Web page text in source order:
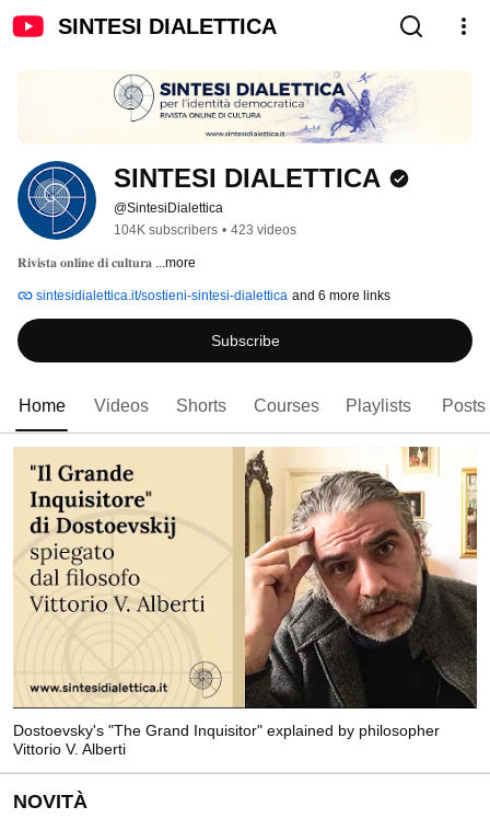
SINTESI DIALETTICA
SINTESI DIALETTICA
@SintesiDialettica
104K subscribers • 423 videos
𝐑𝐢𝐯𝐢𝐬𝐭𝐚 𝐨𝐧𝐥𝐢𝐧𝐞 𝐝𝐢 𝐜𝐮𝐥𝐭𝐮𝐫𝐚 ...more
sintesidialettica.it/sostieni-sintesi-dialettica and 6 more links
Subscribe
Home Videos Shorts Courses Playlists Posts
Dostoevsky's "The Grand Inquisitor" explained by philosopher
Vittorio V. Alberti
NOVITÀ